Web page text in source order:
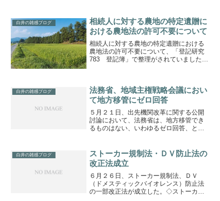
であるかが分かるように記載されている
必要があります。骨太の方針...
白井の雑感ブログ
相続人に対する農地の特定遺贈に
おける農地法の許可不要について
相続人に対する農地の特定遺贈における
農地法の許可不要について、「登記研究
783 登記簿」で整理がされていました。
課長回...
白井の雑感ブログ
法務省、地域主権戦略会議におい
て地方移管にゼロ回答
５月２１日、出先機関改革に関する公開
討論において、法務省は、地方移管でき
るものはない、いわゆるゼロ回答、との
分関係に密接に関連した事務・権限」で
す。しかしながら、地方に...
白井の雑感ブログ
ストーカー規制法・ＤＶ防止法の
改正法成立
６月２６日、ストーカー規制法、ＤＶ
（ドメスティックバイオレンス）防止法
の一部改正法が成立した。◇ストーカー